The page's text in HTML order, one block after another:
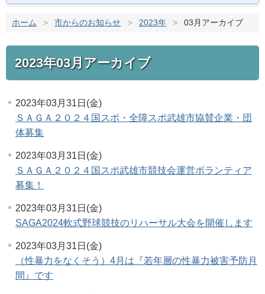
ホーム > 市からのお知らせ > 2023年 > 03月アーカイブ
2023年03月アーカイブ
2023年03月31日(金)
ＳＡＧＡ２０２４国スポ・全障スポ武雄市協賛企業・団
体募集
2023年03月31日(金)
ＳＡＧＡ２０２４国スポ武雄市競技会運営ボランティア
募集！
2023年03月31日(金)
SAGA2024軟式野球競技のリハーサル大会を開催します
2023年03月31日(金)
（性暴力をなくそう）4月は『若年層の性暴力被害予防月
間』です